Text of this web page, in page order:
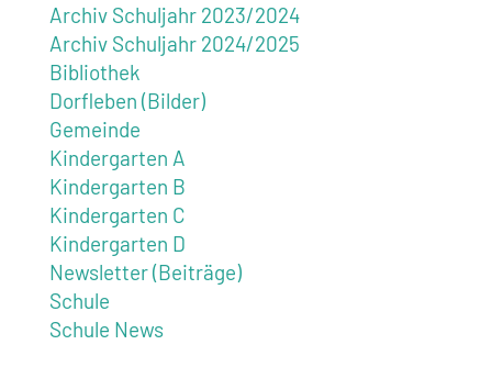
Archiv Schuljahr 2023/2024
Archiv Schuljahr 2024/2025
Bibliothek
Dorfleben (Bilder)
Gemeinde
Kindergarten A
Kindergarten B
Kindergarten C
Kindergarten D
Newsletter (Beiträge)
Schule
Schule News